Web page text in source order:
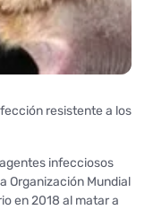
resistente a los
infecciosos
Organización Mundial
en 2018 al matar a